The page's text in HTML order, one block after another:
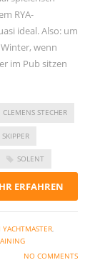
RYA-
ideal. Also: um
wenn
im Pub sitzen
CLEMENS STECHER
SOLENT
ERFAHREN
,
NO COMMENTS